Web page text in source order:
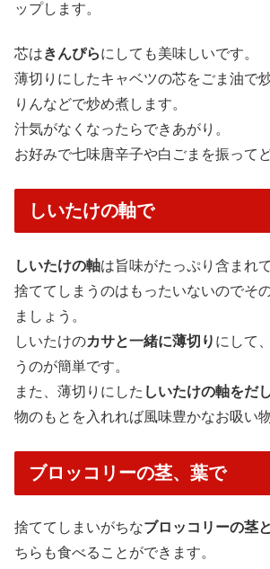
ップします。
芯はきんぴらにしても美味しいです。
薄切りにしたキャベツの芯をごま油で
りんなどで炒め煮します。
汁気がなくなったらできあがり。
お好みで七味唐辛子や白ごまを振ってど
しいたけの軸で
しいたけの軸は旨味がたっぷり含まれ
捨ててしまうのはもったいないのでそ
ましょう。
しいたけのカサと一緒に薄切り にして
うのが簡単です。
また、薄切りにした しいたけの軸をだ
物のもとを入れれば風味豊かなお吸い
ブロッコリーの茎、葉で
捨ててしまいがちなブロッコリーの茎
ちらも食べることができます。